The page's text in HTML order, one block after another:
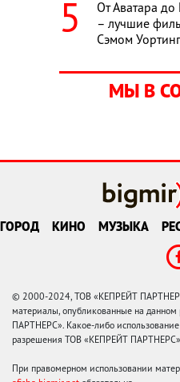
От Аватара
– лучшие
Сэмом
МЫ В
ГОРОД КИНО МУЗЫКА
© 2000-2024, ТОВ «КЕПРЕЙТ
материалы, опубликованные на
ПАРТНЕРС». Какое-либо
разрешения ТОВ «КЕПРЕЙТ
При правомерном использовании